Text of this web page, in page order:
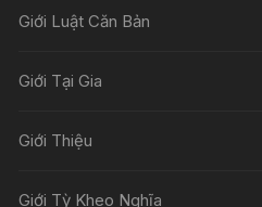
Giới Luật Căn Bản
Giới Tại Gia
Giới Thiệu
Giới Tỳ Kheo Nghĩa